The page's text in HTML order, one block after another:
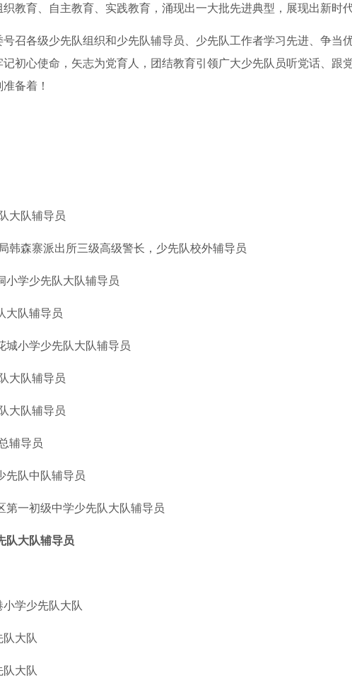
教育、自主教育、实践教育，涌现出一大批先进典型，展现出新时
召各级少先队组织和少先队辅导员、少先队工作者学习先进、争当
初心使命，矢志为党育人，团结教育引领广大少先队员听党话、跟
备着！
大队辅导员
韩森寨派出所三级高级警长，少先队校外辅导员
小学少先队大队辅导员
大队辅导员
城小学少先队大队辅导员
大队辅导员
大队辅导员
辅导员
先队中队辅导员
第一初级中学少先队大队辅导员
队大队辅导员
学少先队大队
队大队
队大队